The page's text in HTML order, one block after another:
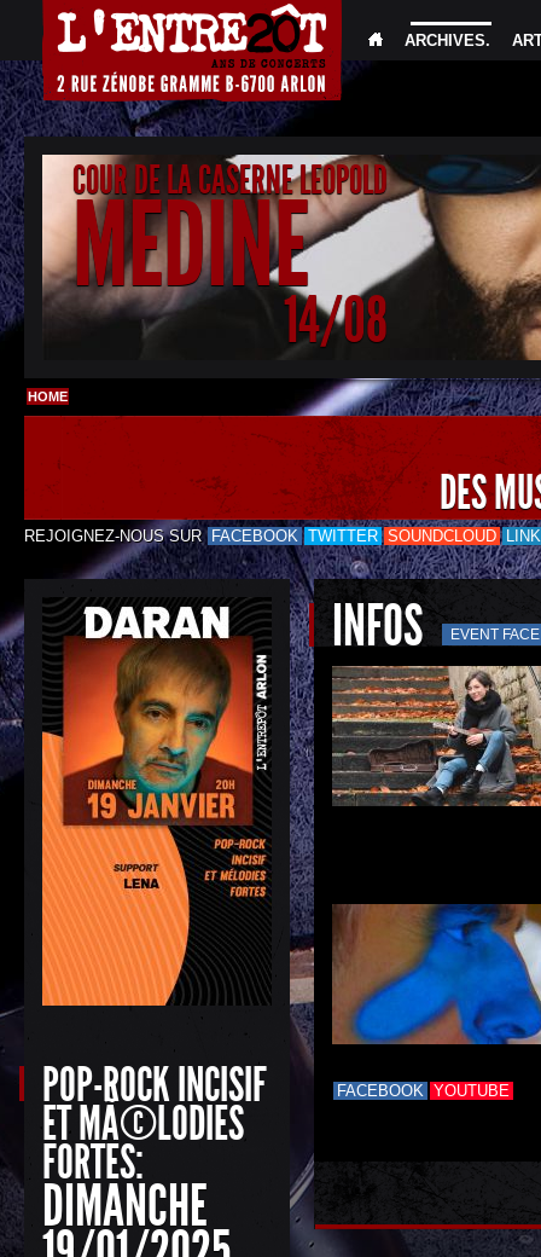
ARCHIVES.
COUR DE LA CASERNE LEOPOLD
MEDINE
14/08
HOME
DES
REJOIGNEZ-NOUS SUR FACEBOOK TWITTER SOUNDCLOUD
POP-ROCK INCISIF
ET MÃ©LODIES
FORTES:
DIMANCHE
INFOS EVENT
FACEBOOK YOUTUBE